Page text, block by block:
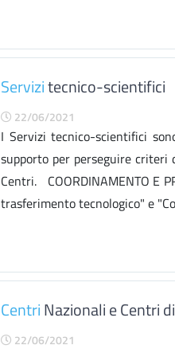
Servizitecnico-scientifici
22/06/2021
I Servizi tecnico-scientifici
supporto per perseguire criteri
Centri. COORDINAMENTO E
trasferimento tecnologico" e
CentriNazionali e Centri
22/06/2021